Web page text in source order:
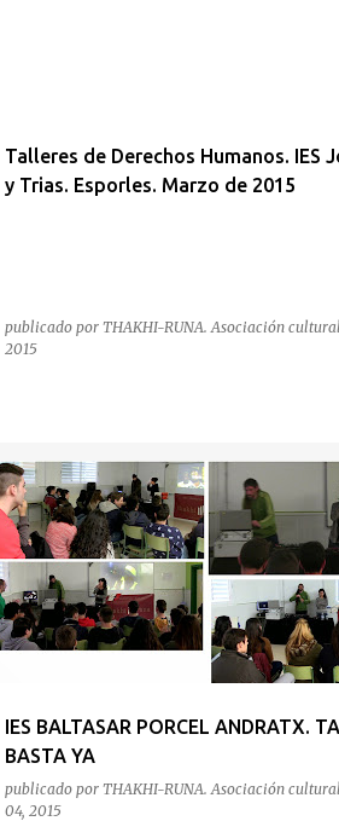
Talleres de Derechos Humanos. IES
y Trias. Esporles. Marzo de 2015
publicado por THAKHI-RUNA. Asociación cultural
2015
IES BALTASAR PORCEL ANDRATX.
BASTA YA
publicado por THAKHI-RUNA. Asociación cultural
04, 2015
IES